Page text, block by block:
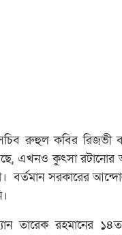
রুহুল কবির রিজভী
এখনও কুৎসা রটানোর
বর্তমান সরকারের
তারেক রহমানের